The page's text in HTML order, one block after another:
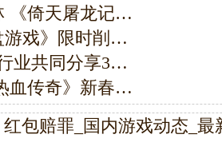
《倚天屠龙记…
游戏》限时削…
业共同分享3…
血传奇》新春…
红包赔罪_国内游戏动态_